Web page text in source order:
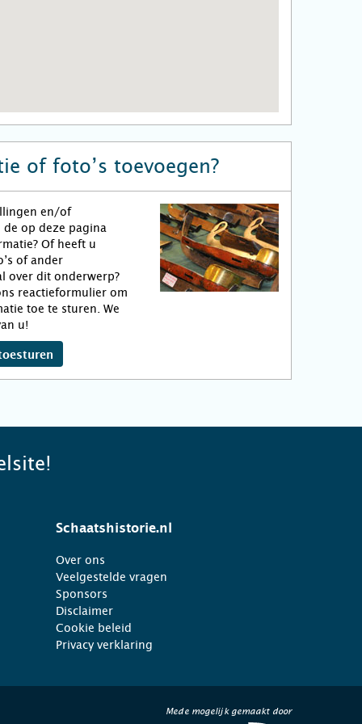
of foto’s toevoegen?
en/of
op deze pagina
Of heeft u
of ander
over dit onderwerp?
reactieformulier om
toe te sturen. We
u!
Schaatshistorie.nl
Over ons
Veelgestelde vragen
Sponsors
Disclaimer
Cookie beleid
Privacy verklaring
Mede mogelijk gemaakt door